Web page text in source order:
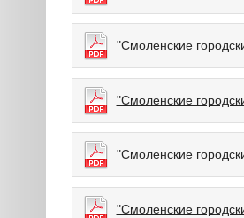
"Смоленские
"Смоленские
"Смоленские
"Смоленские